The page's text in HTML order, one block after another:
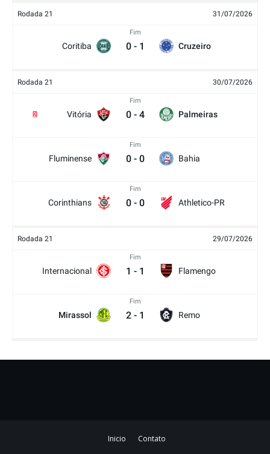
Rodada 21 31/07/2026
Coritiba
Fim
0 - 1 Cruzeiro
Rodada 21 30/07/2026
Vitória
2
Fim
0 - 4 Palmeiras
Fluminense
Fim
0 - 0 Bahia
Corinthians
Fim
0 - 0 Athletico-PR
Rodada 21 29/07/2026
Internacional
Fim
1 - 1 Flamengo
Mirassol
Fim
2 - 1 Remo
Inicio
Contato